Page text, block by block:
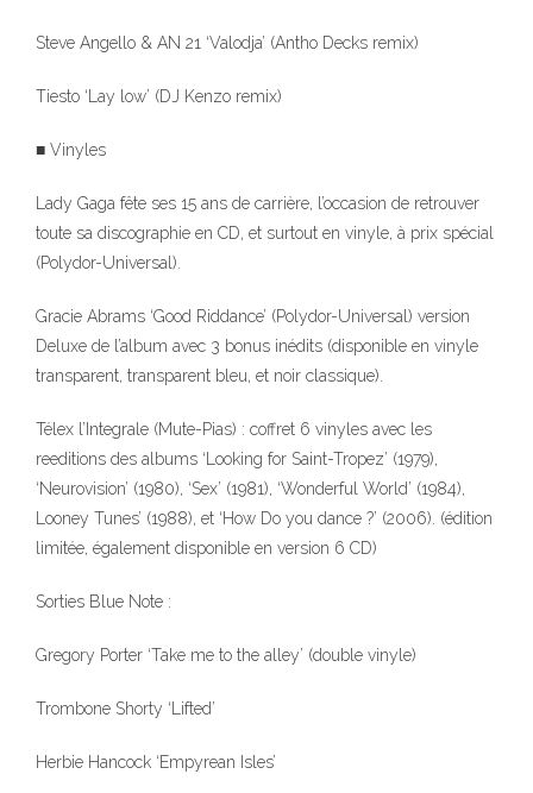
Steve Angello & AN 21 ‘Valodja’ (Antho Decks remix)
Tiesto ‘Lay low’ (DJ Kenzo remix)
■ Vinyles
Lady Gaga fête ses 15 ans de carrière, l’occasion de retrouver
toute sa discographie en CD, et surtout en vinyle, à prix spécial
(Polydor-Universal).
Gracie Abrams ‘Good Riddance’ (Polydor-Universal) version
Deluxe de l’album avec 3 bonus inédits (disponible en vinyle
transparent, transparent bleu, et noir classique).
Télex l’Integrale (Mute-Pias) : coffret 6 vinyles avec les
reeditions des albums ‘Looking for Saint-Tropez’ (1979),
‘Neurovision’ (1980), ‘Sex’ (1981), ‘Wonderful World’ (1984),
Looney Tunes’ (1988), et ‘How Do you dance ?’ (2006). (édition
limitée, également disponible en version 6 CD)
Sorties Blue Note :
Gregory Porter ‘Take me to the alley’ (double vinyle)
Trombone Shorty ‘Lifted’
Herbie Hancock ‘Empyrean Isles’